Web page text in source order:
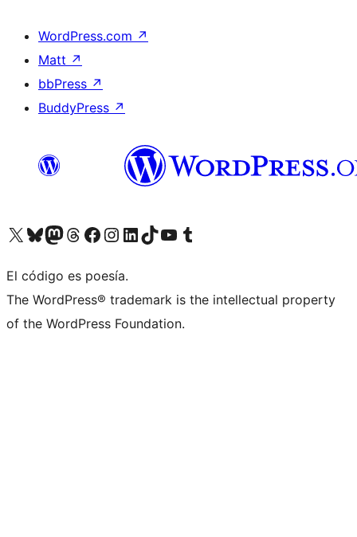
WordPress.com ↗
Matt ↗
bbPress ↗
BuddyPress ↗
Visitá nuestra cuenta de X (anteriormente Twitter)
Visitá nuestra cuenta de Bluesky
Visitá nuestra cuenta de Mastodon
Visitá nuestra cuenta de Threads
Visitá nuestra página de Facebook
Visitá nuestra cuenta de Instagram
Visitá nuestra cuenta de LinkedIn
Visitá nuestra cuenta de TikTok
Visitá nuestro canal de YouTube
Visitá nuestra cuenta de Tumblr
El código es poesía.
The WordPress® trademark is the intellectual property
of the WordPress Foundation.